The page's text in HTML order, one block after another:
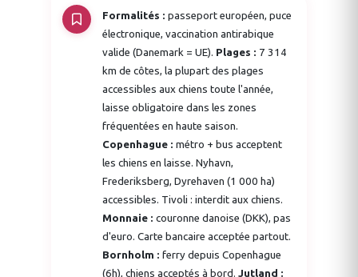
Formalités : passeport européen, puce
électronique, vaccination antirabique
valide (Danemark = UE). Plages : 7 314
km de côtes, la plupart des plages
accessibles aux chiens toute l'année,
laisse obligatoire dans les zones
fréquentées en haute saison.
Copenhague : métro + bus acceptent
les chiens en laisse. Nyhavn,
Frederiksberg, Dyrehaven (1 000 ha)
accessibles. Tivoli : interdit aux chiens.
Monnaie : couronne danoise (DKK), pas
d'euro. Carte bancaire acceptée partout.
Bornholm : ferry depuis Copenhague
(6h), chiens acceptés à bord. Jutland :